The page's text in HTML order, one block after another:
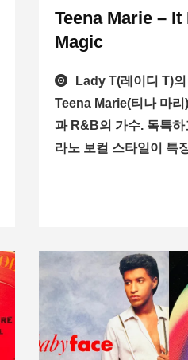
Teena Marie –
Magic
Lady T(레이디 T)
Teena Marie(티나 마
과 R&B의 가수. 독특
라노 보컬 스타일이 특